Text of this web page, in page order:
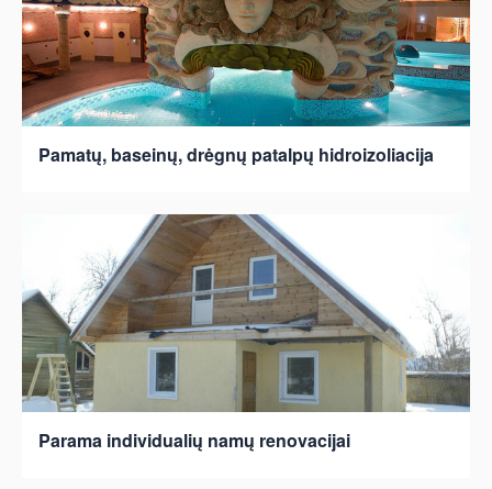
Pamatų, baseinų, drėgnų patalpų hidroizoliacija
Parama individualių namų renovacijai